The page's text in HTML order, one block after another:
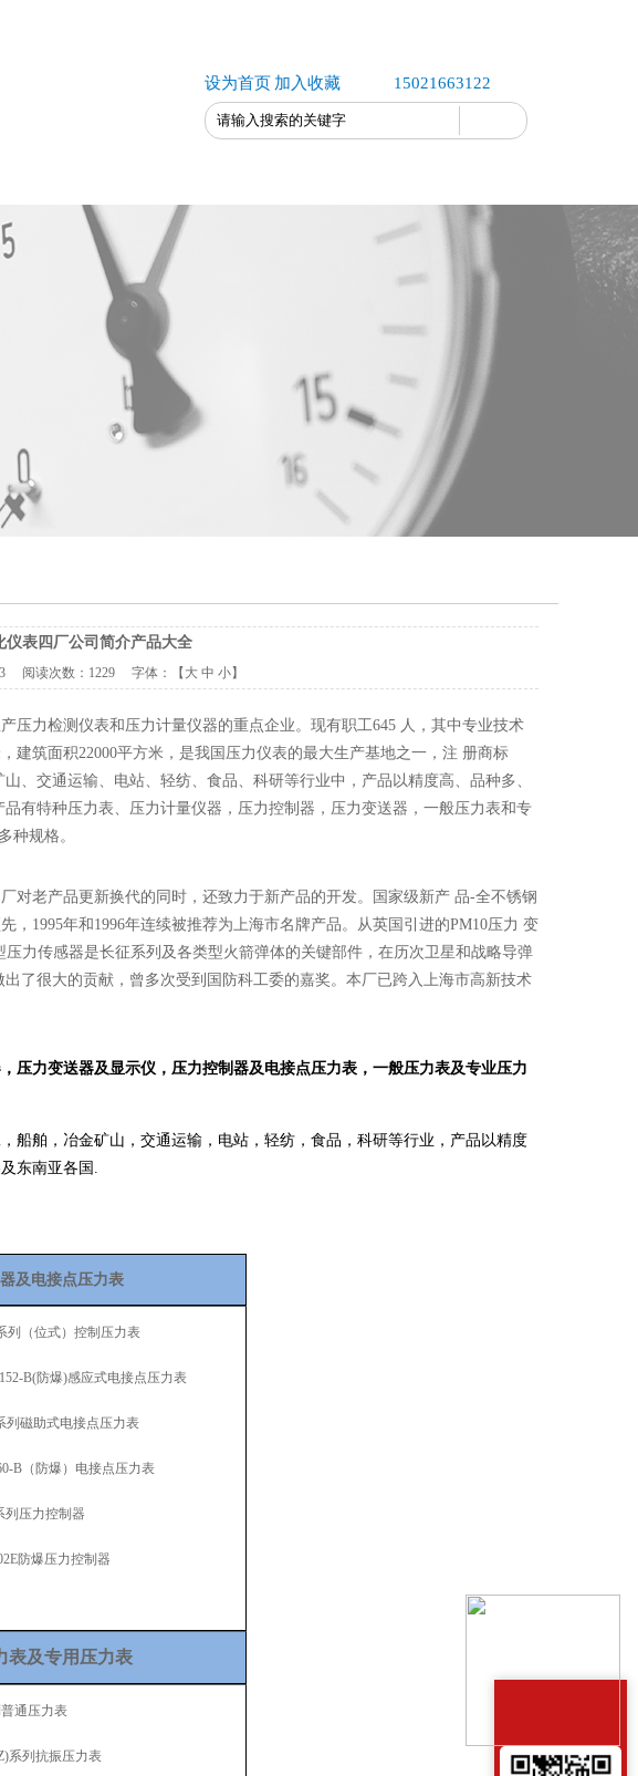
设为首页 加入收藏 15021663122
仪表四厂公司简介产品大全
阅读次数： 1229 字体：【 大 中 小】
压力检测仪表和压力计量仪器的重点企业。现有职工645 人，其中专业技术
建筑面积22000平方米，是我国压力仪表的最大生产基地之一，注 册商标
、交通运输、电站、轻纺、食品、科研等行业中，产品以精度高、品种多、
有特种压力表、压力计量仪器，压力控制器，压力变送器，一般压力表和专
种规格。
对老产品更新换代的同时，还致力于新产品的开发。国家级新产 品-全不锈钢
1995年和1996年连续被推荐为上海市名牌产品。从英国引进的PM10压力 变
力传感器是长征系列及各类型火箭弹体的关键部件，在历次卫星和战略导弹
了很大的贡献，曾多次受到国防科工委的嘉奖。本厂已跨入上海市高新技术
压力变送器及显示仪，压力控制器及电接点压力表，一般压力表及专业压力
船舶，冶金矿山，交通运输，电站，轻纺，食品，科研等行业，产品以精度
东南亚各国 .
及电接点压力表
列（位式）控制压力表
B(防爆)感应式电接点压力表
列磁助式电接点压力表
B（防爆）电接点压力表
列压力控制器
防爆压力控制器
表及专用压力表
通压力表
系列抗振压力表